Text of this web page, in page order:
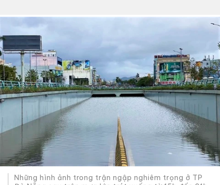
Những hình ảnh trong trận ngập nghiêm trọng ở TP